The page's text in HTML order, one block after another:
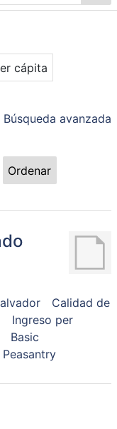
MONTES
cápita
Búsqueda avanzada
Ordenar
Calidad de
Ingreso per
Basic
Peasantry